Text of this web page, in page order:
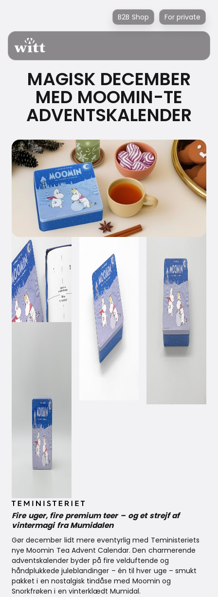
B2B Shop For private
MAGISK DECEMBER
MED MOOMIN-TE
ADVENTSKALENDER
Fire uger, fire premium teer – og et strejf af
vintermagi fra Mumidalen
Gør december lidt mere eventyrlig med Teministeriets
nye Moomin Tea Advent Calendar. Den charmerende
adventskalender byder på fire velduftende og
håndplukkede juleblandinger – én til hver uge – smukt
pakket i en nostalgisk tindåse med Moomin og
Snorkfrøken i en vinterklædt Mumidal.